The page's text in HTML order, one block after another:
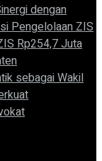
dengan
Pengelolaan ZIS
Rp254,7 Juta
sebagai Wakil